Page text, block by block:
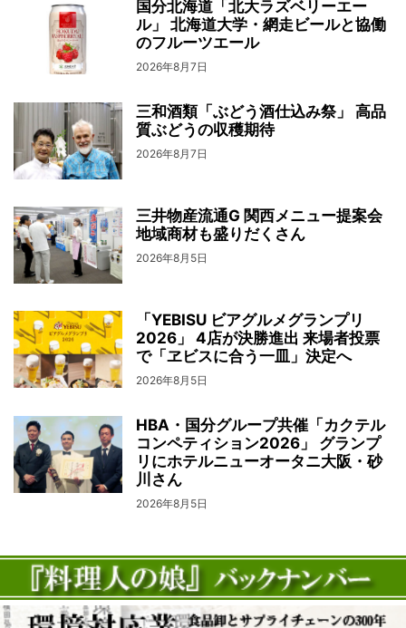
国分北海道「北大ラズベリーエー
ル」 北海道大学・網走ビールと協働
のフルーツエール
2026年8月7日
三和酒類「ぶどう酒仕込み祭」 高品
質ぶどうの収穫期待
2026年8月7日
三井物産流通G 関西メニュー提案会
地域商材も盛りだくさん
2026年8月5日
「YEBISU ビアグルメグランプリ
2026」 4店が決勝進出 来場者投票
で「ヱビスに合う一皿」決定へ
2026年8月5日
HBA・国分グループ共催「カクテル
コンペティション2026」 グランプ
リにホテルニューオータニ大阪・砂
川さん
2026年8月5日